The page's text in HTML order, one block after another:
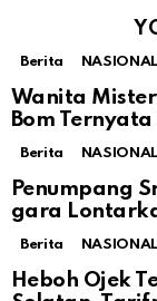
Berita NASIONAL
Wanita
Bom
Berita NASIONAL
Penumpang
gara
Berita NASIONAL
Heboh Ojek